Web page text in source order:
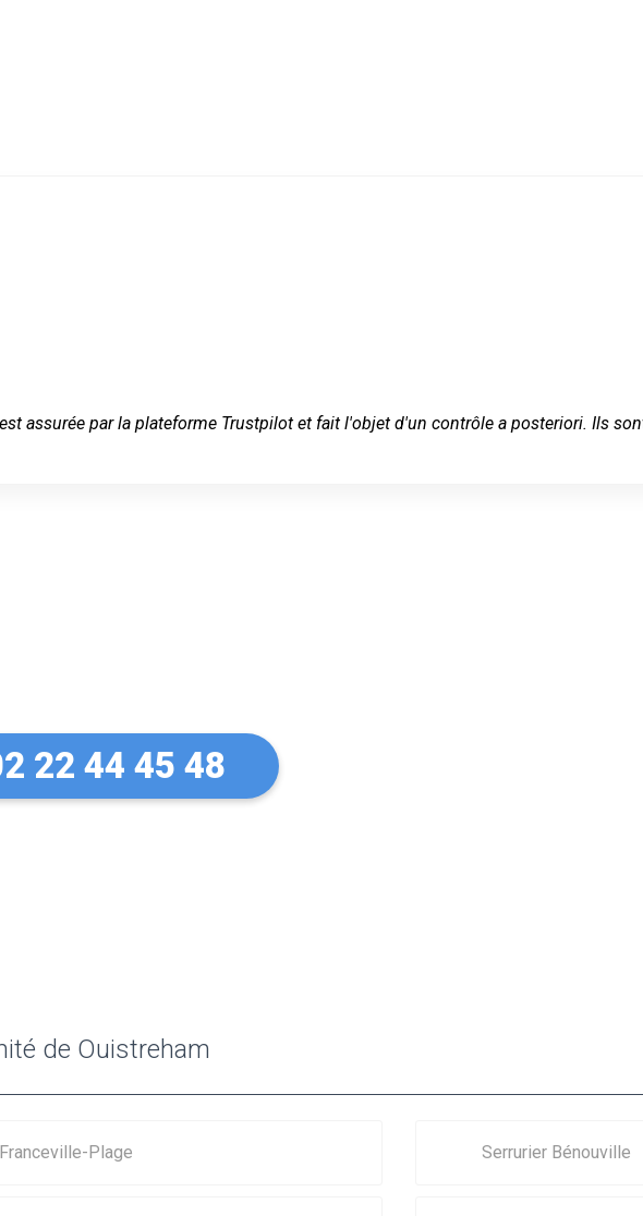
assurée par la plateforme Trustpilot et fait l'objet d'un contrôle a posteriori. Ils
22 44 45 48
de Ouistreham
Plage Serrurier Bénouville